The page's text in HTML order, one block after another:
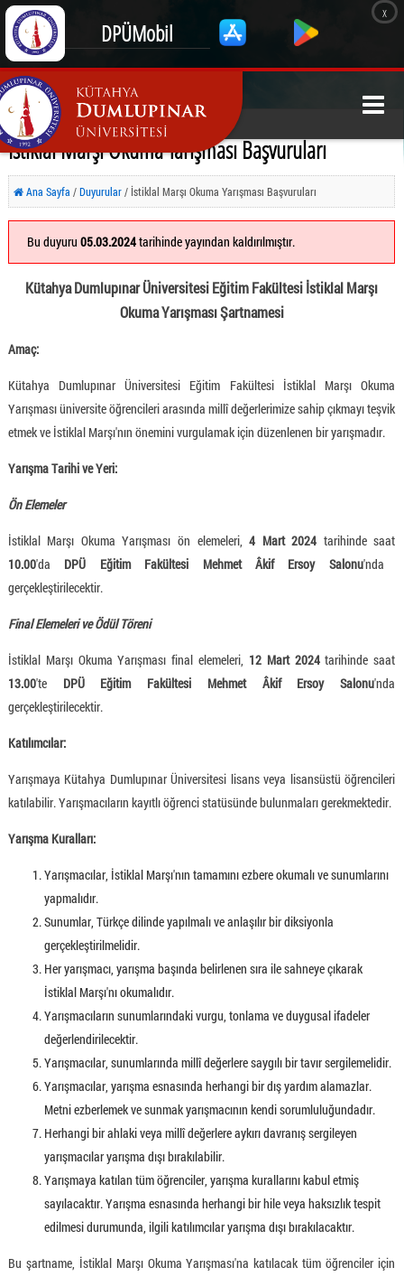
DPÜMobil
x
İstiklal Marşı Okuma Yarışması Başvuruları
Ana Sayfa /Duyurular/ İstiklal Marşı Okuma Yarışması Başvuruları
Bu duyuru 05.03.2024tarihinde yayından kaldırılmıştır.
Kütahya Dumlupınar Üniversitesi Eğitim Fakültesi İstiklal Marşı
Okuma Yarışması Şartnamesi
Amaç:
Kütahya Dumlupınar Üniversitesi Eğitim Fakültesi İstiklal Marşı Okuma
Yarışması üniversite öğrencileri arasında millî değerlerimize sahip çıkmayı teşvik
etmek ve İstiklal Marşı'nın önemini vurgulamak için düzenlenen bir yarışmadır.
Yarışma Tarihi ve Yeri:
Ön Elemeler
İstiklal Marşı Okuma Yarışması ön elemeleri,4 Mart 2024 tarihinde saat
10.00'da DPÜ Eğitim Fakültesi Mehmet Âkif Ersoy Salonu'nda
gerçekleştirilecektir.
Final Elemeleri ve Ödül Töreni
İstiklal Marşı Okuma Yarışması final elemeleri, 12 Mart 2024tarihinde saat
13.00'te DPÜ Eğitim Fakültesi Mehmet Âkif Ersoy Salonu'nda
gerçekleştirilecektir.
Katılımcılar:
Yarışmaya Kütahya Dumlupınar Üniversitesi lisans veya lisansüstü öğrencileri
katılabilir. Yarışmacıların kayıtlı öğrenci statüsünde bulunmaları gerekmektedir.
Yarışma Kuralları:
Yarışmacılar, İstiklal Marşı'nın tamamını ezbere okumalı ve sunumlarını
yapmalıdır.
Sunumlar, Türkçe dilinde yapılmalı ve anlaşılır bir diksiyonla
gerçekleştirilmelidir.
Her yarışmacı, yarışma başında belirlenen sıra ile sahneye çıkarak
İstiklal Marşı'nı okumalıdır.
Yarışmacıların sunumlarındaki vurgu, tonlama ve duygusal ifadeler
değerlendirilecektir.
Yarışmacılar, sunumlarında millî değerlere saygılı bir tavır sergilemelidir.
Yarışmacılar, yarışma esnasında herhangi bir dış yardım alamazlar.
Metni ezberlemek ve sunmak yarışmacının kendi sorumluluğundadır.
Herhangi bir ahlaki veya millî değerlere aykırı davranış sergileyen
yarışmacılar yarışma dışı bırakılabilir.
Yarışmaya katılan tüm öğrenciler, yarışma kurallarını kabul etmiş
sayılacaktır. Yarışma esnasında herhangi bir hile veya haksızlık tespit
edilmesi durumunda, ilgili katılımcılar yarışma dışı bırakılacaktır.
Bu şartname, İstiklal Marşı Okuma Yarışması'na katılacak tüm öğrenciler için